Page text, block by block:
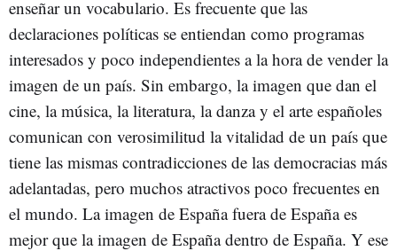
enseñar un vocabulario. Es frecuente que las
declaraciones políticas se entiendan como programas
interesados y poco independientes a la hora de vender la
imagen de un país. Sin embargo, la imagen que dan el
cine, la música, la literatura, la danza y el arte españoles
comunican con verosimilitud la vitalidad de un país que
tiene las mismas contradicciones de las democracias más
adelantadas, pero muchos atractivos poco frecuentes en
el mundo. La imagen de España fuera de España es
mejor que la imagen de España dentro de España. Y ese